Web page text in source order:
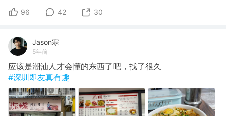
96 42 30
Jason寒
5年前
应该是潮汕人才会懂的东西了吧，找了很久
#深圳即友真有趣